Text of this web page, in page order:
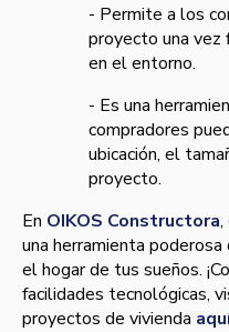
- Permite a los
proyecto una vez
en el entorno.
- Es una
compradores
ubicación, el
proyecto.
En OIKOS Constructora,
una herramienta
el hogar de tus sueños.
facilidades tecnológicas,
proyectos de vivienda